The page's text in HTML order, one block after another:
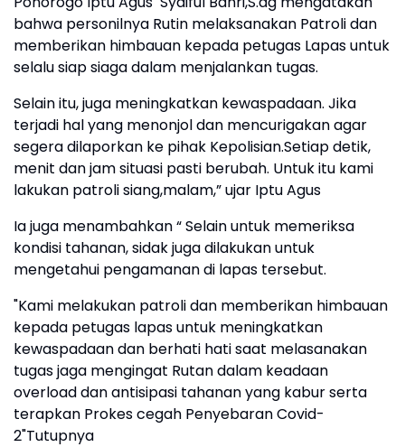
bahwa personilnya Rutin melaksanakan Patroli dan
memberikan himbauan kepada petugas Lapas untuk
selalu siap siaga dalam menjalankan tugas.
Selain itu, juga meningkatkan kewaspadaan. Jika
terjadi hal yang menonjol dan mencurigakan agar
segera dilaporkan ke pihak Kepolisian.Setiap detik,
menit dan jam situasi pasti berubah. Untuk itu kami
lakukan patroli siang,malam,” ujar Iptu Agus
Ia juga menambahkan “ Selain untuk memeriksa
kondisi tahanan, sidak juga dilakukan untuk
mengetahui pengamanan di lapas tersebut.
"Kami melakukan patroli dan memberikan himbauan
kepada petugas lapas untuk meningkatkan
kewaspadaan dan berhati hati saat melasanakan
tugas jaga mengingat Rutan dalam keadaan
overload dan antisipasi tahanan yang kabur serta
terapkan Prokes cegah Penyebaran Covid-
2"Tutupnya